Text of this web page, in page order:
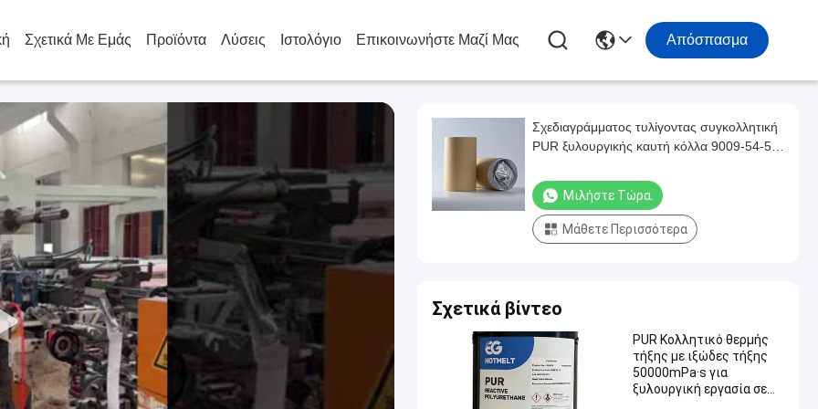
Σχετικά Με Εμάς Προϊόντα Λύσεις Ιστολόγιο Επικοινωνήστε Μαζί Μας Απόσπασμα
Σχεδιαγράμματος τυλίγοντας συγκολλητική
PUR ξυλουργικής καυτή κόλλα 9009-54-5
καυτή
Μιλήστε Τώρα.
Μάθετε Περισσότερα
Σχετικά βίντεο
PUR Κολλητικό θερμής
τήξης με ιξώδες τήξης
50000mPa·s για
ξυλουργική εργασία σε